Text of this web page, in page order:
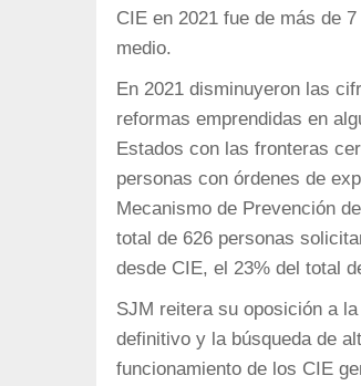
CIE en 2021 fue de más de
medio.
En 2021 disminuyeron las
reformas emprendidas en
Estados con las fronteras
personas con órdenes de
Mecanismo de Prevención
total de 626 personas
desde CIE, el 23% del total
SJM reitera su oposición a
definitivo y la búsqueda de
funcionamiento de los CIE